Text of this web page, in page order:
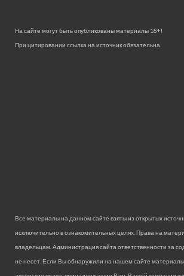
На сайте могут быть опубликованы материалы 18+!
При цитировании ссылка на источник обязательна.
Все материалы на данном сайте взяты из открытых
исключительно в ознакомительных целях. Права на
владельцам. Администрация сайта ответственности за
не несет. Если Вы обнаружили на нашем сайте